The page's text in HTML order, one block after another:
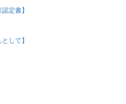
定書】
して】